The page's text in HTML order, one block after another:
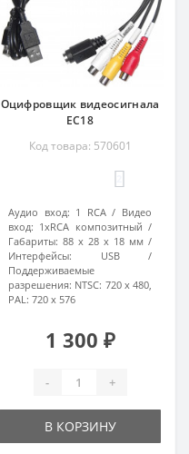
Оцифровщик видеосигнала
EC18
Код товара: 570601
Аудио вход: 1 RCA
Видео
вход: 1xRCA композитный
Габариты: 88 x 28 x 18 мм
Интерфейсы:
USB
Поддерживаемые
разрешения: NTSC: 720 х 480,
PAL: 720 х 576
1 300 ₽
- +
В КОРЗИНУ